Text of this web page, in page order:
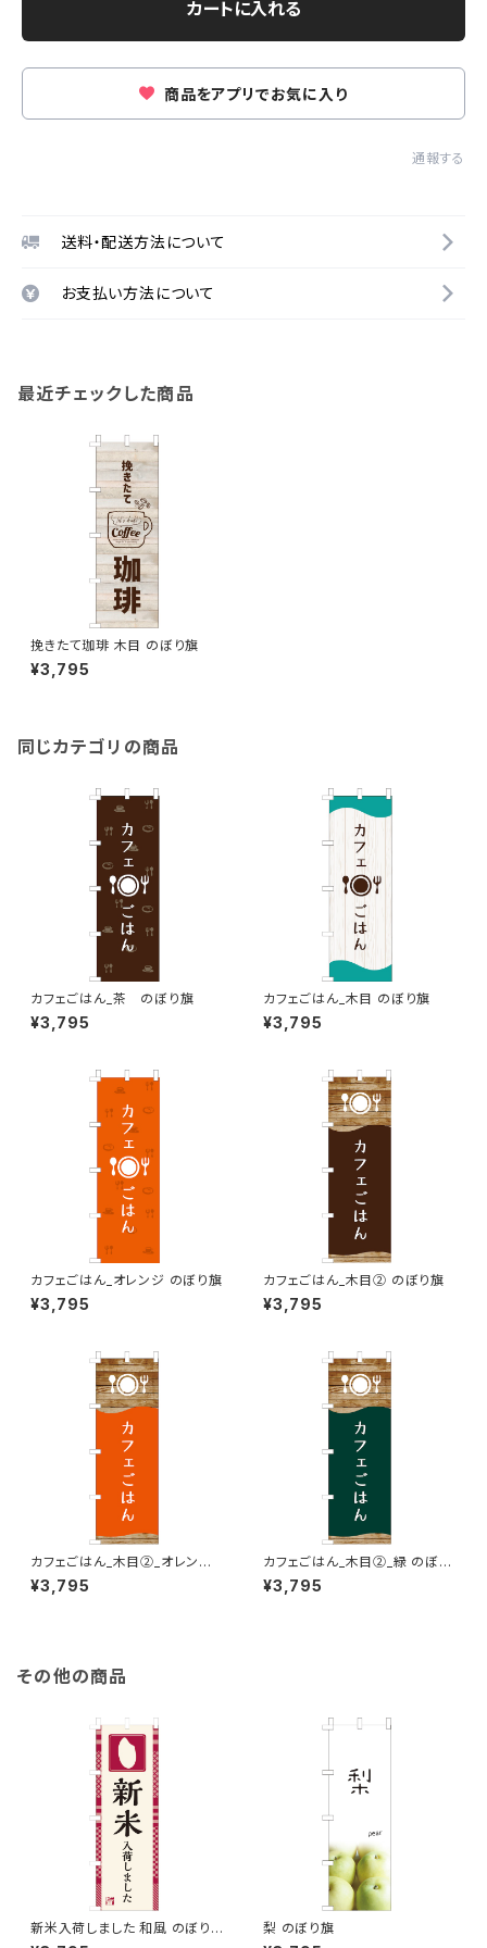
カートに入れる
商品をアプリでお気に入り
通報する
送料・配送方法について
お支払い方法について
最近チェックした商品
挽きたて珈琲 木目 のぼり旗
¥3,795
同じカテゴリの商品
カフェごはん_茶 のぼり旗
¥3,795
カフェごはん_木目 のぼり旗
¥3,795
カフェごはん_オレンジ のぼり旗
¥3,795
カフェごはん_木目② のぼり旗
¥3,795
カフェごはん_木目②_オレンジ
のぼり旗
¥3,795
カフェごはん_木目②_緑 のぼり
旗
¥3,795
その他の商品
新米入荷しました 和風 のぼり
旗
梨 のぼり旗